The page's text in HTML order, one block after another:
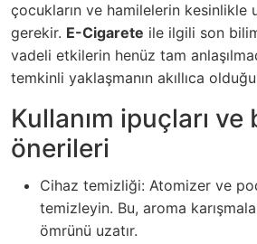
çocukların ve hamilelerin kesinlikle
gerekir. E-Cigarete ile ilgili son
vadeli etkilerin henüz tam
temkinli yaklaşmanın akıllıca
Kullanım ipuçları ve
önerileri
Cihaz temizliği: Atomizer ve
temizleyin. Bu, aroma
ömrünü uzatır.